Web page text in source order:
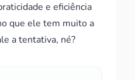
e eficiência
que ele tem muito a
a tentativa, né?